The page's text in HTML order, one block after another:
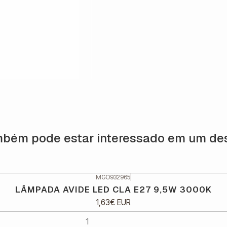
pode estar interessado em um
MGO932965|
LÂMPADA AVIDE LED CLA E27 9,5W 3000K
1,63€ EUR